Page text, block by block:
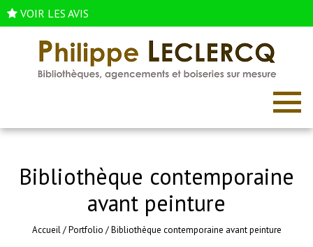
VOIR LES AVIS
Bibliothèque contemporaine
avant peinture
Accueil/Portfolio /Bibliothèque contemporaine avant peinture